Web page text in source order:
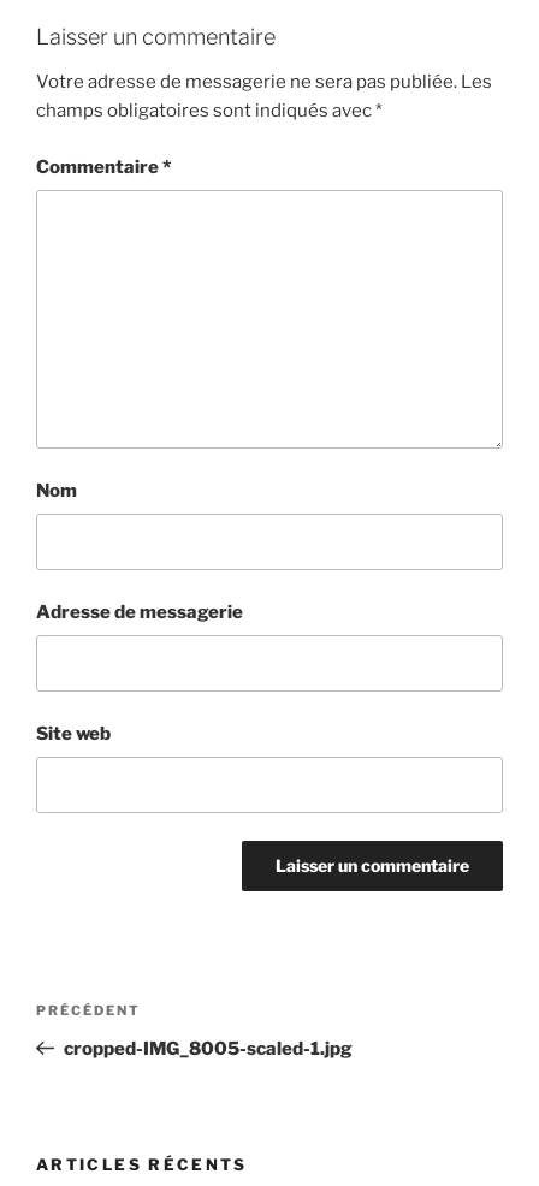
Laisser un commentaire
Votre adresse de messagerie ne sera pas publiée. Les
champs obligatoires sont indiqués avec*
Commentaire*
Nom
Adresse de messagerie
Site web
Navigation
l’article
Article
précédent
PRÉCÉDENT
cropped-IMG_8005-scaled-1.jpg
ARTICLES RÉCENTS